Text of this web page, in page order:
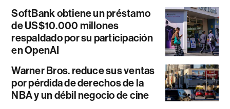
SoftBank obtiene un préstamo
de US$10.000 millones
respaldado por su participación
en OpenAI
Warner Bros. reduce sus ventas
por pérdida de derechos de la
NBA y un débil negocio de cine